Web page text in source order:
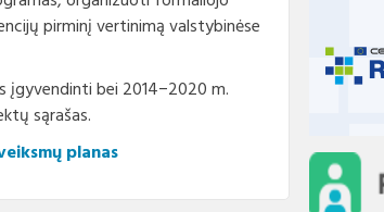
pirminį vertinimą valstybinėse
įgyvendinti bei 2014−2020 m.
sąrašas.
planas